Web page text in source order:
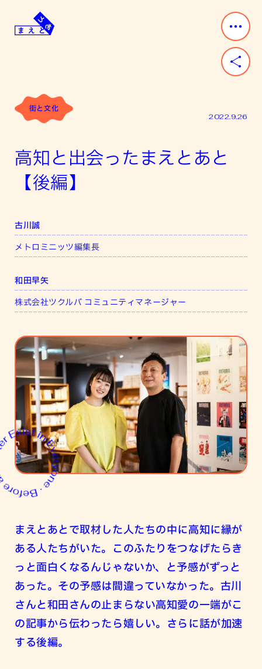
content
と
と
「後」
る。
街と文化
2022.9.26
高知と出会ったまえとあと
【後編】
古川誠
メトロミニッツ編集長
和田早矢
株式会社ツクルバ コミュニティマネージャー
まえとあとで取材した人たちの中に高知に縁が
ある人たちがいた。このふたりをつなげたらき
っと面白くなるんじゃないか、と予感がずっと
あった。その予感は間違っていなかった。古川
さんと和田さんの止まらない高知愛の一端がこ
の記事から伝わったら嬉しい。さらに話が加速
する後編。